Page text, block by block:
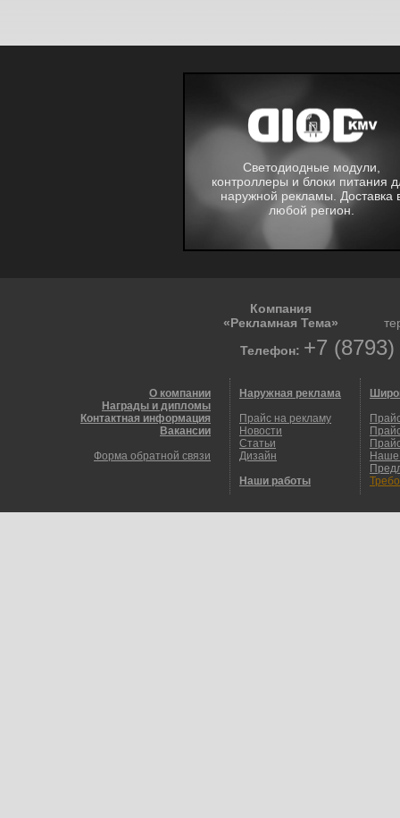
Светодиодные модули,
контроллеры и блоки питания
наружной рекламы. Доставка
любой регион.
Компания
«Рекламная Тема»
Телефон: +7
О компании
Награды и дипломы
Контактная информация
Вакансии
Форма обратной связи
Наружная реклама
Прайс на рекламу
Новости
Статьи
Дизайн
Наши работы
Наше